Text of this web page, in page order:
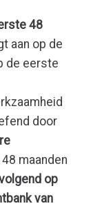
48
aan op de
de eerste
door
maanden
op
van